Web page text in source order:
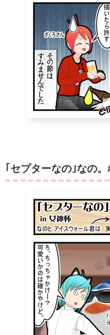
｢セプターなの｣なの